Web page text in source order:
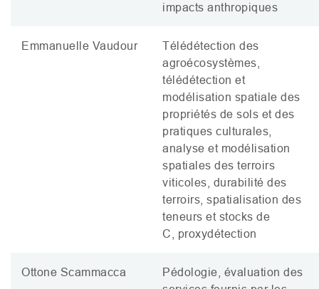
impacts anthropiques
Emmanuelle Vaudour
Télédétection des
agroécosystèmes,
télédétection et
modélisation spatiale des
propriétés de sols et des
pratiques culturales,
analyse et modélisation
spatiales des terroirs
viticoles, durabilité des
terroirs, spatialisation des
teneurs et stocks de
C, proxydétection
Ottone Scammacca
Pédologie, évaluation des